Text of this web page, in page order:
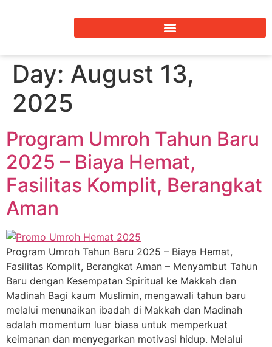
Day: August 13,
2025
Program Umroh Tahun Baru
2025 – Biaya Hemat,
Fasilitas Komplit, Berangkat
Aman
Program Umroh Tahun Baru 2025 – Biaya Hemat,
Fasilitas Komplit, Berangkat Aman – Menyambut Tahun
Baru dengan Kesempatan Spiritual ke Makkah dan
Madinah Bagi kaum Muslimin, mengawali tahun baru
melalui menunaikan ibadah di Makkah dan Madinah
adalah momentum luar biasa untuk memperkuat
keimanan dan menyegarkan motivasi hidup. Melalui